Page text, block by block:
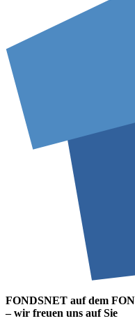
FONDSNET auf dem
– wir freuen uns auf Sie